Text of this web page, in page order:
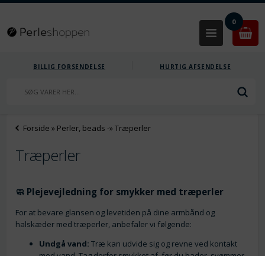
0
BILLIG FORSENDELSE HURTIG AFSENDELSE
Forside » Perler, beads -»Træperler
Træperler
🧼 Plejevejledning for smykker med træperler
For at bevare glansen og levetiden på dine armbånd og
halskæder med træperler, anbefaler vi følgende:
Undgå vand: Træ kan udvide sig og revne ved kontakt